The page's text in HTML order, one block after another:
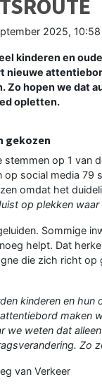
2025, 10:58
kinderen en
nieuwe
Zo hopen we dat
opletten.
gekozen
stemmen op 1 van
op social media 79
omdat het
op plekken
Sommige
helpt. Dat
die zich richt op
kinderen en
maken
we weten dat
Zo
van Verkeer